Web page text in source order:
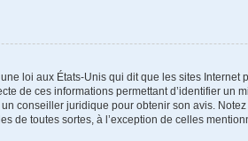
loi aux États-Unis qui dit que les sites
de ces informations permettant d’identifier un
conseiller juridique pour obtenir son avis.
de toutes sortes, à l’exception de celles